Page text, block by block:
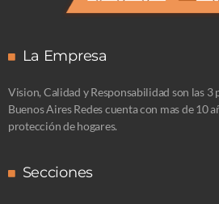
La Empresa
Vision, Calidad y Responsabilidad son las 3
Buenos Aires Redes cuenta con mas de 10
protección de hogares.
Secciones